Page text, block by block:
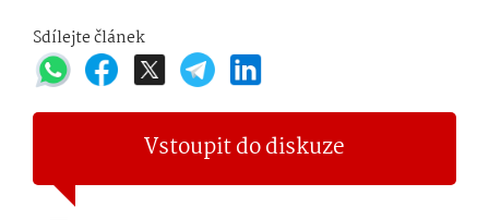
Sdílejte článek
Vstoupit do diskuze